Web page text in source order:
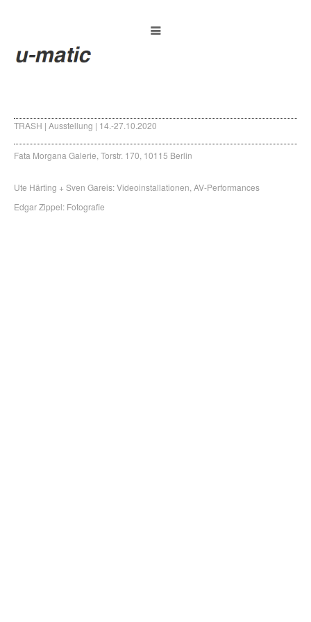
TRASH | Ausstellung | 14.-27.10.2020
Fata Morgana Galerie, Torstr. 170, 10115 Berlin
Ute Härting + Sven Gareis: Videoinstallationen, AV-Performances
Edgar Zippel: Fotografie